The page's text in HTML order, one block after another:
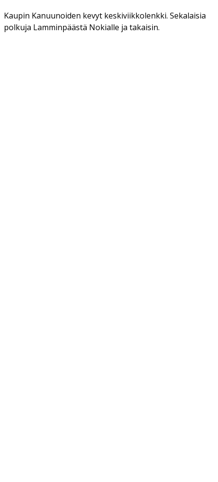
Kaupin Kanuunoiden kevyt keskiviikkolenkki. Sekalaisia
polkuja Lamminpäästä Nokialle ja takaisin.